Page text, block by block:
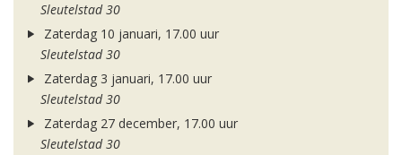
Sleutelstad 30
Zaterdag 10 januari, 17.00 uur
Sleutelstad 30
Zaterdag 3 januari, 17.00 uur
Sleutelstad 30
Zaterdag 27 december, 17.00 uur
Sleutelstad 30